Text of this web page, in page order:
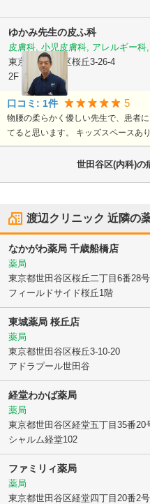
ゆかみ先生の皮ふ科
皮膚科, 小児皮膚科, アレルギー科,
東京都世田谷区桜丘3-26-4
2F
口コミ: 1件 5
物腰の柔らかく優しい先生で、患者
てると思います。 キッズスペースあ
世田谷区(内科)の
渡辺クリニック 近隣の
なかがわ薬局 千歳船橋店
薬局
東京都世田谷区桜丘二丁目6番28号
フィールドサイド桜丘1階
東城薬局 桜丘店
薬局
東京都世田谷区桜丘3-10-20
アドラプール世田谷
経堂わかば薬局
薬局
東京都世田谷区経堂五丁目35番20
シャルム経堂102
ファミリィ薬局
薬局
東京都世田谷区経堂四丁目20番2号